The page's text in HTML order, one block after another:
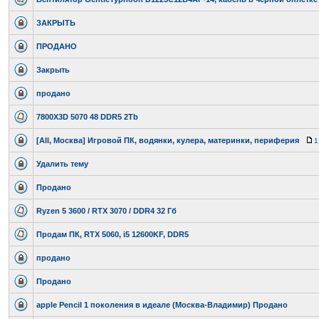
ЗАКРЫТЬ
ПРОДАНО
Закрыть
продано
7800X3D 5070 48 DDR5 2Tb
[All, Москва] Игровой ПК, водянки, кулера, материнки, периферия 1
Удалить тему
Продано
Ryzen 5 3600 / RTX 3070 / DDR4 32 Гб
Продам ПК, RTX 5060, i5 12600KF, DDR5
продано
Продано
apple Pencil 1 поколения в идеале (Москва-Владимир) Продано